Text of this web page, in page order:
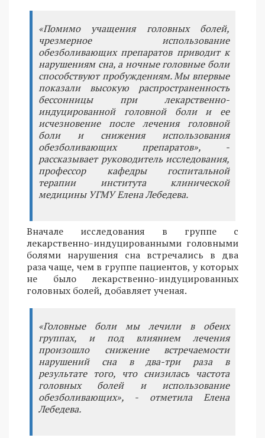
«Помимо учащения головных болей,
чрезмерное использование
обезболивающих препаратов приводит к
нарушениям сна, а ночные головные боли
способствуют пробуждениям. Мы впервые
показали высокую распространенность
бессонницы при лекарственно-
индуцированной головной боли и ее
исчезновение после лечения головной
боли и снижения использования
обезболивающих препаратов», -
рассказывает руководитель исследования,
профессор кафедры госпитальной
терапии института клинической
медицины УГМУ Елена Лебедева.
Вначале исследования в группе с
лекарственно-индуцированными головными
болями нарушения сна встречались в два
раза чаще, чем в группе пациентов, у которых
не было лекарственно-индуцированных
головных болей, добавляет ученая.
«Головные боли мы лечили в обеих
группах, и под влиянием лечения
произошло снижение встречаемости
нарушений сна в два-три раза в
результате того, что снизилась частота
головных болей и использование
обезболивающих», - отметила Елена
Лебедева.